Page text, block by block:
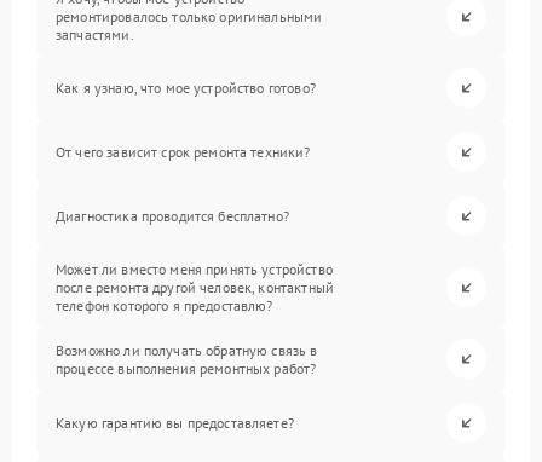
ремонтировалось только оригинальными
запчастями.
Как я узнаю, что мое устройство готово?
От чего зависит срок ремонта техники?
Диагностика проводится бесплатно?
Может ли вместо меня принять устройство
после ремонта другой человек, контактный
телефон которого я предоставлю?
Возможно ли получать обратную связь в
процессе выполнения ремонтных работ?
Какую гарантию вы предоставляете?